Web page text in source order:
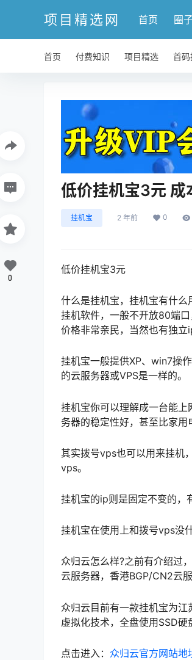
项目精选网 首页 圈
首页 付费知识 项目精选 首
低价挂机宝3元 成
挂机宝 2 年前 0
低价挂机宝3元
什么是挂机宝，挂机宝有什
挂机软件，一般不开放80端
价格非常亲民，当然也有独立
挂机宝一般提供XP、win7操
的云服务器或VPS是一样的。
挂机宝你可以理解成一台能
务器的稳定性好，甚至比家用
其实拨号vps也可以用来挂机
vps。
挂机宝的ip则是固定不变的，
挂机宝在使用上和拨号vps没
众归云怎么样?之前有介绍过
云服务器，香港BGP/CN2云
众归云目前有一款挂机宝为
虚拟化技术，全盘使用SSD
点击进入： 众归云官方网站地
0